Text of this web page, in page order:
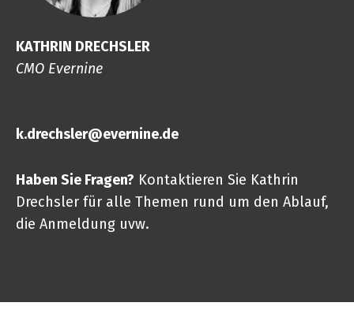
KATHRIN DRECHSLER
CMO Evernine
k.drechsler@evernine.de
Haben Sie Fragen? Kontaktieren Sie Kathrin
Drechsler für alle Themen rund um den Ablauf,
die Anmeldung uvw.